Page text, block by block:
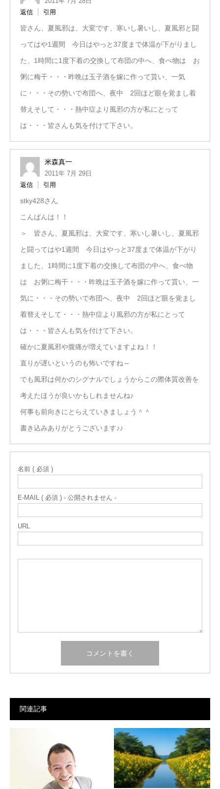
返信
引用
皆さん、夏風邪は、大変です、寒いし暑いし、夏風邪と闘
ってはや1週間 今日はやっと37度まで体温が下がりまし
た、1時間に1度下着の交換して布団の中へ、食べ物は お
粥に梅干・・・昨晩は玉子酒を嫁に作って貰い、一気
に・・・その勢いで布団へ、夜中 2回ほど眼を覚まし着
替えそして・・・熱中症より風邪の方が私にとって
は・・・皆さんも気を付けて下さい。
米森真一
2011年 7月 29日
返信
引用
stky428さん
こんばんは！！
＞ 皆さん、夏風邪は、大変です、寒いし暑いし、夏風邪
と闘ってはや1週間 今日はやっと37度まで体温が下がり
ました、1時間に1度下着の交換して布団の中へ、食べ物
は お粥に梅干・・・昨晩は玉子酒を嫁に作って貰い、一
気に・・・その勢いで布団へ、夜中 2回ほど眼を覚まし
着替えそして・・・熱中症より風邪の方が私にとって
は・・・皆さんも気を付けて下さい。
確かに夏風邪や腹痛が増えていますよね！！
直りが遅いというのも怖いですね～
でも風邪は何かのシグナルでしょうからこの際体質改善を
考えたほうが良いかもしれませんね♪
何事も前向きにとらえていきましょう＾＾
書き込みありがとうございます♪♪
名前 ( 必須 )
E-MAIL ( 必須 ) - 公開されません -
URL
関連記事